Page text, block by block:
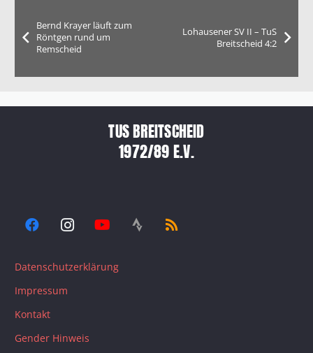
Bernd Krayer läuft zum
Röntgen rund um
Remscheid
Lohausener SV II – TuS
Breitscheid 4:2
TUS BREITSCHEID
1972/89 E.V.
Datenschutzerklärung
Impressum
Kontakt
Gender Hinweis